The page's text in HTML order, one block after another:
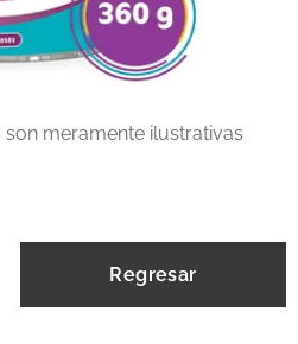
meramente ilustrativas
Regresar